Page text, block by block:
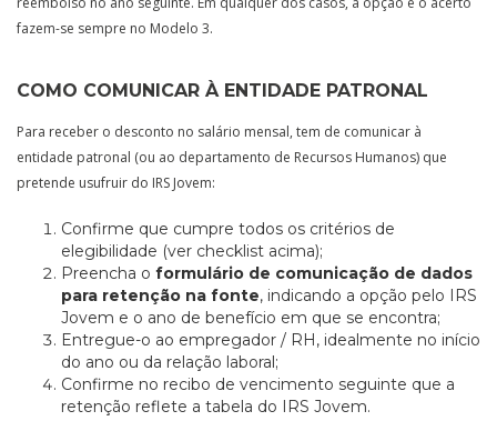
fazem-se sempre no Modelo 3.
COMO COMUNICAR À ENTIDADE PATRONAL
Para receber o desconto no salário mensal, tem de comunicar à
entidade patronal (ou ao departamento de Recursos Humanos) que
pretende usufruir do IRS Jovem:
Confirme que cumpre todos os critérios de
elegibilidade (ver checklist acima);
Preencha o formulário de comunicação de dados
para retenção na fonte, indicando a opção pelo IRS
Jovem e o ano de benefício em que se encontra;
Entregue-o ao empregador / RH, idealmente no início
do ano ou da relação laboral;
Confirme no recibo de vencimento seguinte que a
retenção reflete a tabela do IRS Jovem.